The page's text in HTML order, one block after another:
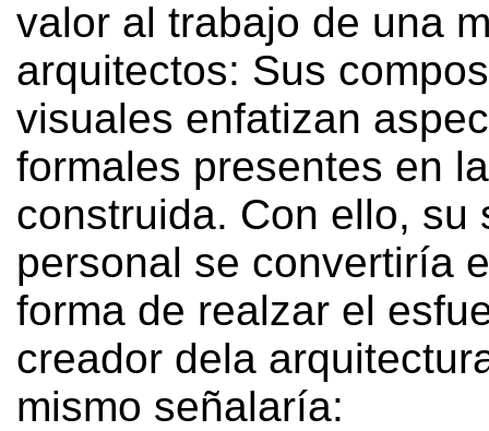
valor al trabajo de una
arquitectos: Sus
visuales enfatizan
formales presentes en
construida. Con ello, su
personal se convertiría
forma de realzar el
creador dela
mismo señalaría: